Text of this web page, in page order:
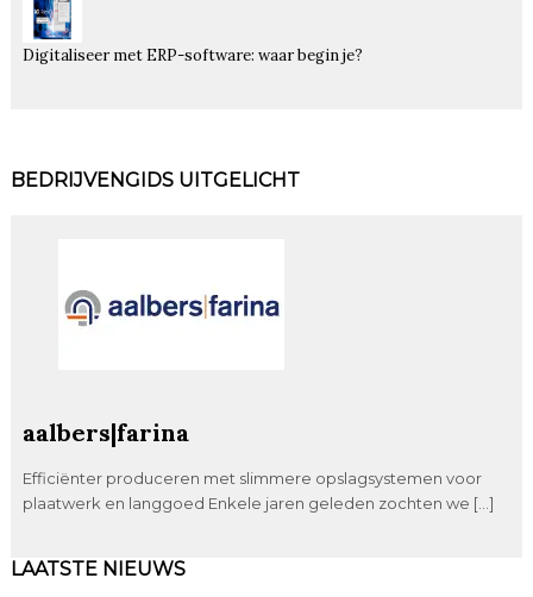
Digitaliseer met ERP-software: waar begin je?
BEDRIJVENGIDS UITGELICHT
aalbers|farina
Efficiënter produceren met slimmere opslagsystemen voor
plaatwerk en langgoed Enkele jaren geleden zochten we […]
LAATSTE NIEUWS